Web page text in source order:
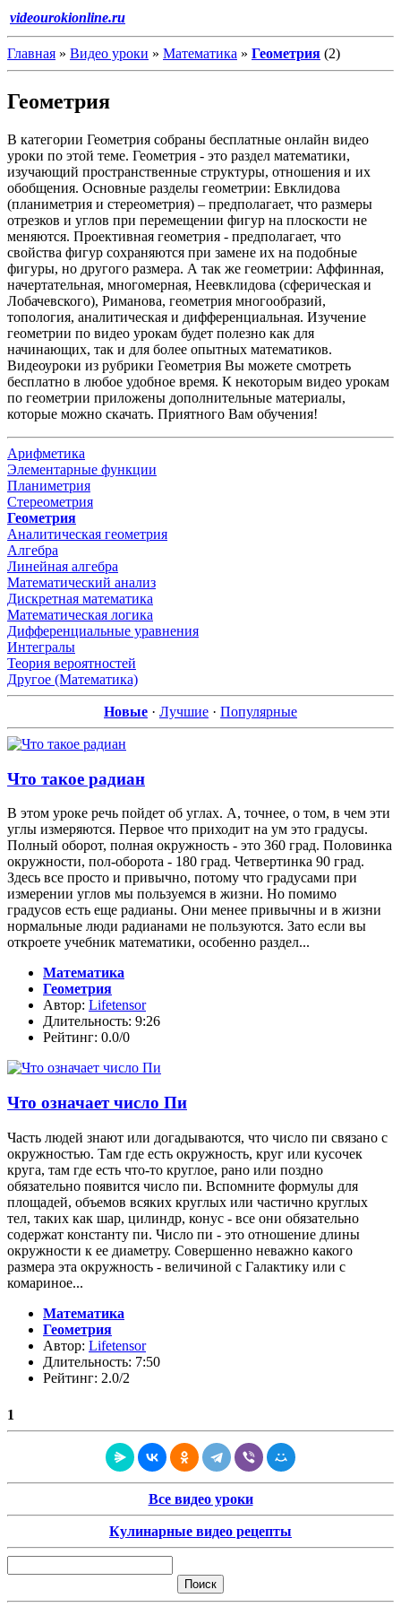
videourokionline.ru
Главная » Видео уроки » Математика » Геометрия (2)
Геометрия
В категории Геометрия собраны бесплатные онлайн видео
уроки по этой теме. Геометрия - это раздел математики,
изучающий пространственные структуры, отношения и их
обобщения. Основные разделы геометрии: Евклидова
(планиметрия и стереометрия) – предполагает, что размеры
отрезков и углов при перемещении фигур на плоскости не
меняются. Проективная геометрия - предполагает, что
свойства фигур сохраняются при замене их на подобные
фигуры, но другого размера. А так же геометрии: Аффинная,
начертательная, многомерная, Неевклидова (сферическая и
Лобачевского), Риманова, геометрия многообразий,
топология, аналитическая и дифференциальная. Изучение
геометрии по видео урокам будет полезно как для
начинающих, так и для более опытных математиков.
Видеоуроки из рубрики Геометрия Вы можете смотреть
бесплатно в любое удобное время. К некоторым видео урокам
по геометрии приложены дополнительные материалы,
которые можно скачать. Приятного Вам обучения!
Арифметика
Элементарные функции
Планиметрия
Стереометрия
Геометрия
Аналитическая геометрия
Алгебра
Линейная алгебра
Математический анализ
Дискретная математика
Математическая логика
Дифференциальные уравнения
Интегралы
Теория вероятностей
Другое (Математика)
Новые · Лучшие · Популярные
Что такое радиан
В этом уроке речь пойдет об углах. А, точнее, о том, в чем эти
углы измеряются. Первое что приходит на ум это градусы.
Полный оборот, полная окружность - это 360 град. Половинка
окружности, пол-оборота - 180 град. Четвертинка 90 град.
Здесь все просто и привычно, потому что градусами при
измерении углов мы пользуемся в жизни. Но помимо
градусов есть еще радианы. Они менее привычны и в жизни
нормальные люди радианами не пользуются. Зато если вы
откроете учебник математики, особенно раздел...
Математика
Геометрия
Автор: Lifetensor
Длительность: 9:26
Рейтинг: 0.0/0
Что означает число Пи
Часть людей знают или догадываются, что число пи связано с
окружностью. Там где есть окружность, круг или кусочек
круга, там где есть что-то круглое, рано или поздно
обязательно появится число пи. Вспомните формулы для
площадей, объемов всяких круглых или частично круглых
тел, таких как шар, цилиндр, конус - все они обязательно
содержат константу пи. Число пи - это отношение длины
окружности к ее диаметру. Совершенно неважно какого
размера эта окружность - величиной с Галактику или с
комариное...
Математика
Геометрия
Автор: Lifetensor
Длительность: 7:50
Рейтинг: 2.0/2
1
Все видео уроки
Кулинарные видео рецепты